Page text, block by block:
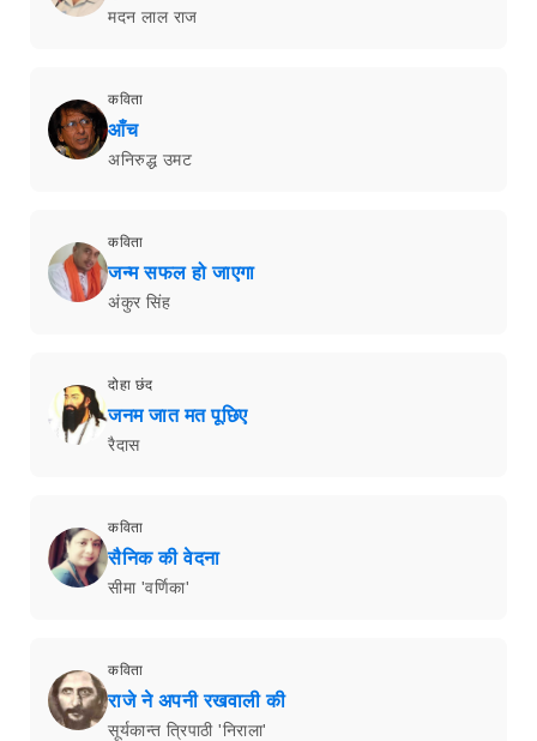
मदन लाल राज
कविता
आँच
अनिरुद्ध उमट
कविता
जन्म सफल हो जाएगा
अंकुर सिंह
दोहा छंद
जनम जात मत पूछिए
रैदास
कविता
सैनिक की वेदना
सीमा 'वर्णिका'
कविता
राजे ने अपनी रखवाली की
सूर्यकान्त त्रिपाठी 'निराला'